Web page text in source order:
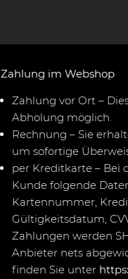
Zahlung im Webshop
Zahlung vor Ort –
Abholung möglich.
Rechnung – Sie
um sofortige
per Kreditkarte – Bei
Kunde folgende
Kartennummer,
Gültigkeitsdatum,
Zahlungen werden
Anbieter nets
finden Sie unter